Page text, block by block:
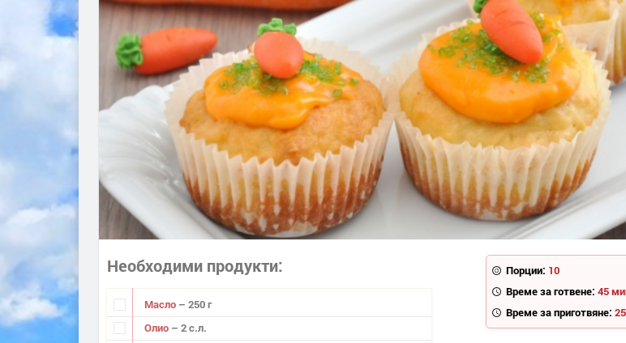
Порции: 10
Време за готвене: 45
Време за приготвяне:
Необходими продукти
Масло – 250 г
Олио – 2 с.л.